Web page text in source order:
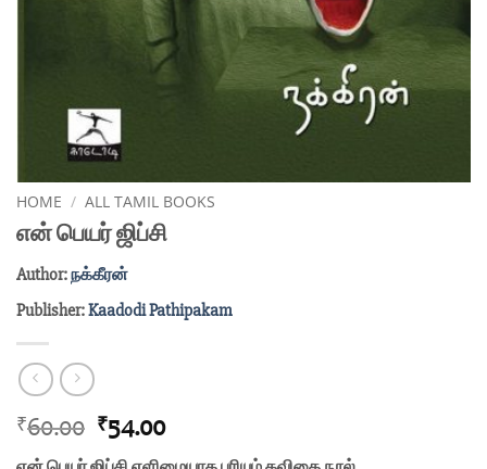
HOME / ALL TAMIL BOOKS
என் பெயர் ஜிப்சி
Author:நக்கீரன்
Publisher:Kaadodi Pathipakam
₹60.00 Original
price
₹54.00Current